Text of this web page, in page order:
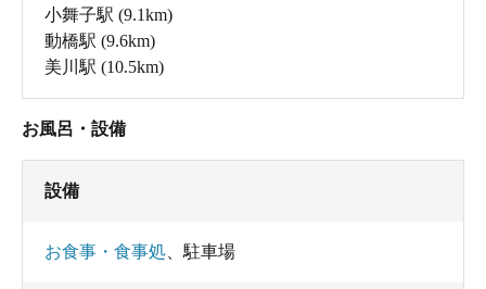
小舞子駅 (9.1km)
動橋駅 (9.6km)
美川駅 (10.5km)
お風呂・設備
設備
お食事・食事処 駐車場